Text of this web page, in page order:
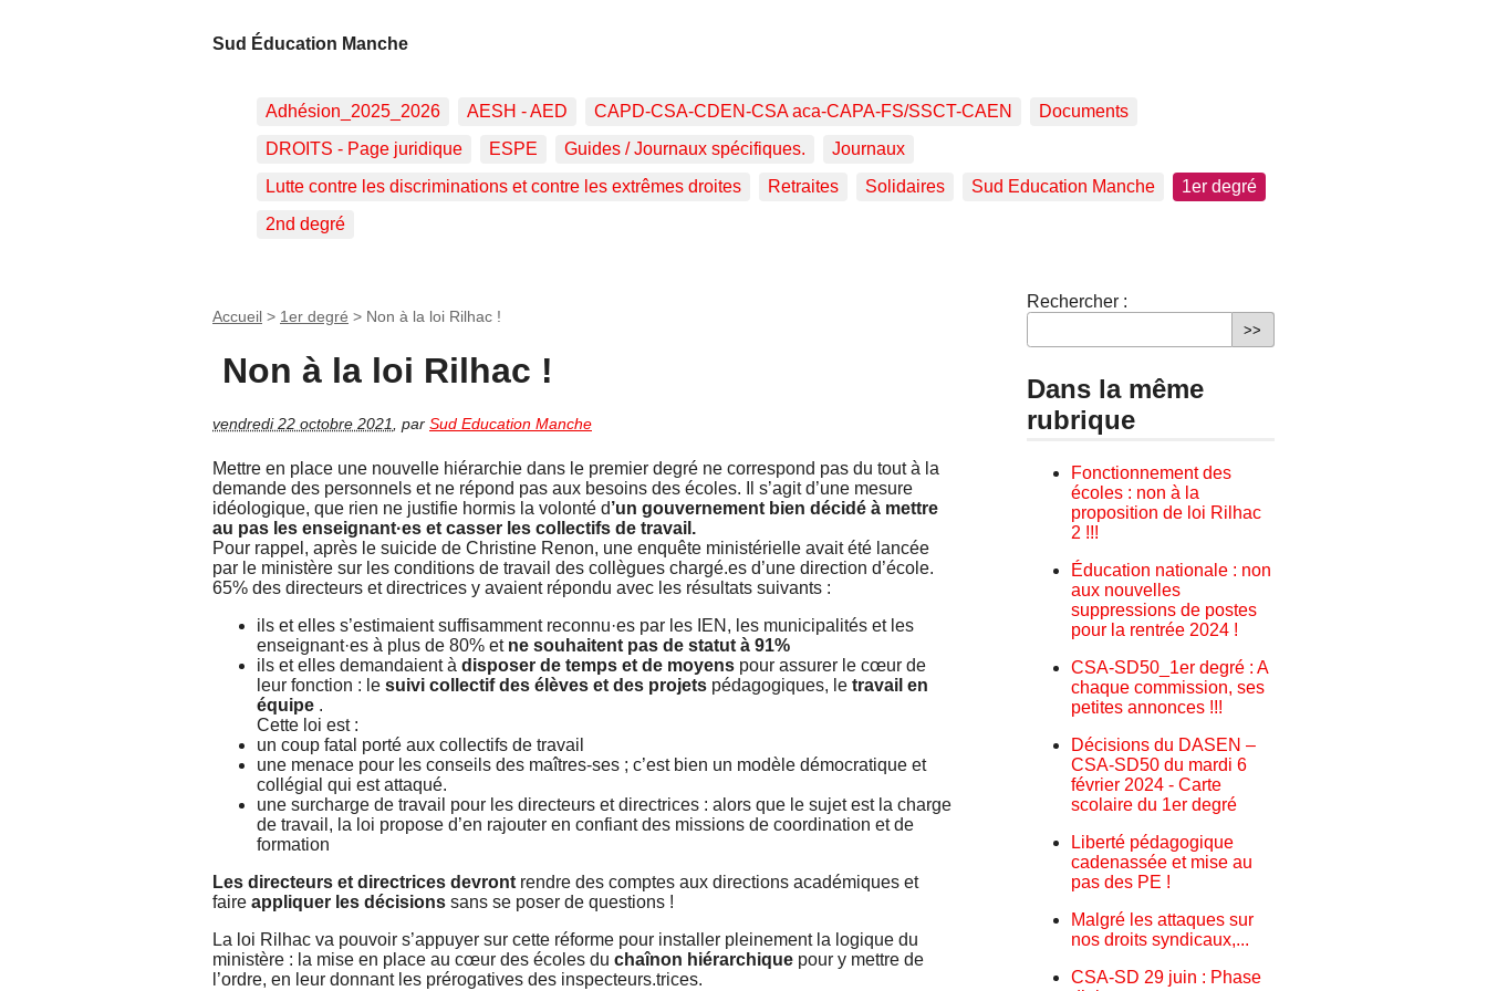
Sud Éducation Manche
Adhésion_2025_2026 AESH - AED CAPD-CSA-CDEN-CSA aca-CAPA-FS/SSCT-CAEN
Documents
DROITS - Page juridique
ESPE Guides / Journaux spécifiques.
Journaux
Lutte contre les discriminations et contre les extrêmes droites
Retraites Solidaires Sud Education Manche
1er degré
2nd degré
Accueil > 1er degré > Non à la loi Rilhac !
Non à la loi Rilhac !
vendredi 22 octobre 2021, par Sud Education Manche
Mettre en place une nouvelle hiérarchie dans le premier degré ne correspond pas du tout à la
demande des personnels et ne répond pas aux besoins des écoles. Il s’agit d’une mesure
idéologique, que rien ne justifie hormis la volonté d’un gouvernement bien décidé à mettre
au pas les enseignant·es et casser les collectifs de travail.
Pour rappel, après le suicide de Christine Renon, une enquête ministérielle avait été lancée
par le ministère sur les conditions de travail des collègues chargé.es d’une direction d’école.
65% des directeurs et directrices y avaient répondu avec les résultats suivants :
ils et elles s’estimaient suffisamment reconnu·es par les IEN, les municipalités et les
enseignant·es à plus de 80% et ne souhaitent pas de statut à 91%
ils et elles demandaient à disposer de temps et de moyens pour assurer le cœur de
leur fonction : le suivi collectif des élèves et des projets pédagogiques, le travail en
équipe .
Cette loi est :
un coup fatal porté aux collectifs de travail
une menace pour les conseils des maîtres-ses ; c’est bien un modèle démocratique et
collégial qui est attaqué.
une surcharge de travail pour les directeurs et directrices : alors que le sujet est la charge
de travail, la loi propose d’en rajouter en confiant des missions de coordination et de
formation
Les directeurs et directrices devront rendre des comptes aux directions académiques et
faire appliquer les décisions sans se poser de questions !
La loi Rilhac va pouvoir s’appuyer sur cette réforme pour installer pleinement la logique du
ministère : la mise en place au cœur des écoles du chaînon hiérarchique pour y mettre de
l’ordre, en leur donnant les prérogatives des inspecteurs.trices.
Rechercher :
Dans la même
rubrique
Fonctionnement des
écoles : non à la
proposition de loi Rilhac
2 !!!
Éducation nationale : non
aux nouvelles
suppressions de postes
pour la rentrée 2024 !
CSA-SD50_1er degré : A
chaque commission, ses
petites annonces !!!
Décisions du DASEN –
CSA-SD50 du mardi 6
février 2024 - Carte
scolaire du 1er degré
Liberté pédagogique
cadenassée et mise au
pas des PE !
Malgré les attaques sur
nos droits syndicaux,...
CSA-SD 29 juin : Phase